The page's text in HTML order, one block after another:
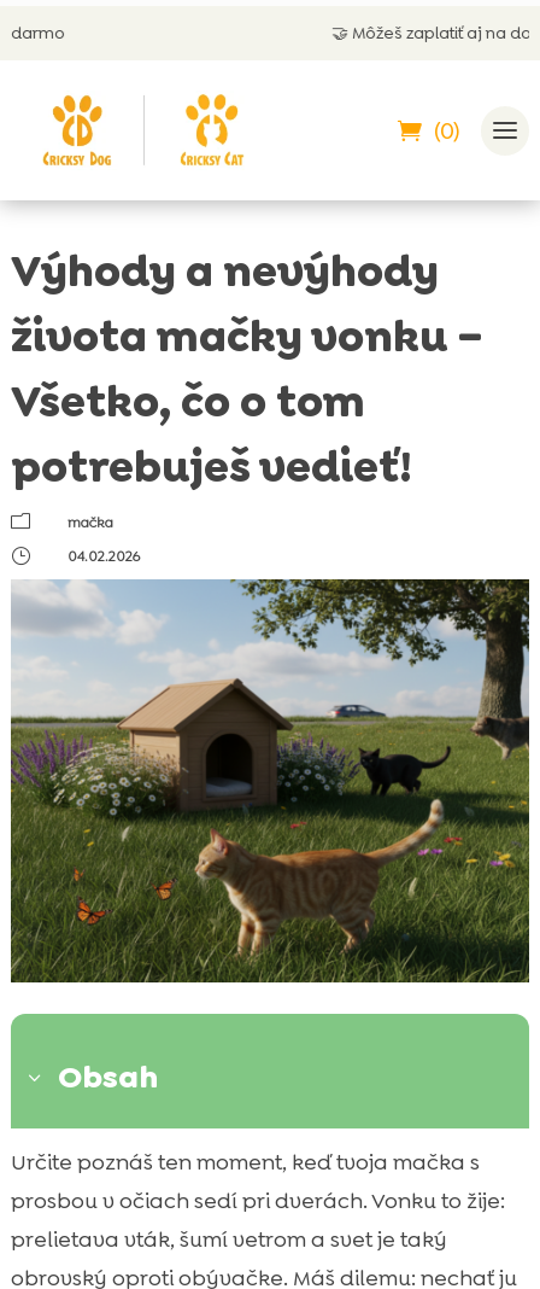
🤝 Môžeš zaplatiť aj na dobierku
(0)
Výhody a nevýhody
života mačky vonku –
Všetko, čo o tom
potrebuješ vedieť!
m
mačka
}
04.02.2026
3 Obsah
 Pre koho je život mačky vonku vhodný a
kedy radšej nie
 výhody a nevýhody života mačky vonku
Prirodzené správanie a psychická pohoda
Určite poznáš ten moment, keď tvoja mačka s
prosbou v očiach sedí pri dverách. Vonku to žije:
prelietava vták, šumí vetrom a svet je taký
obrovský oproti obývačke. Máš dilemu: nechať ju